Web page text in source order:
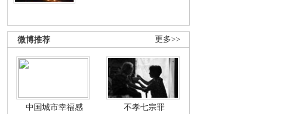
更多>>
微博推荐
中国城市幸福感
不孝七宗罪